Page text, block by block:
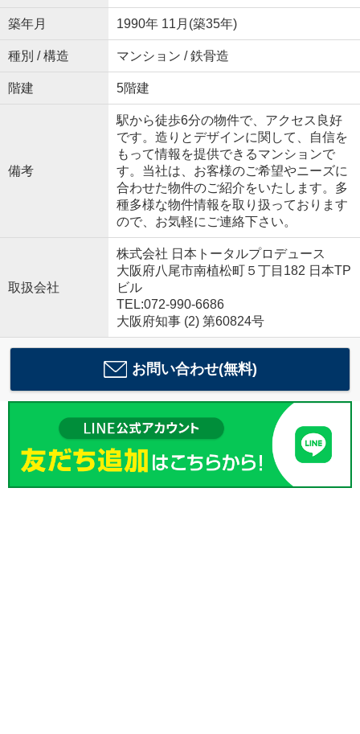
築年月 1990年 11月(築35年)
種別 / 構造 マンション / 鉄骨造
階建 5階建
備考
駅から徒歩6分の物件で、アクセス良好
です。造りとデザインに関して、自信を
もって情報を提供できるマンションで
す。当社は、お客様のご希望やニーズに
合わせた物件のご紹介をいたします。多
種多様な物件情報を取り扱っております
ので、お気軽にご連絡下さい。
取扱会社
株式会社 日本トータルプロデュース
大阪府八尾市南植松町５丁目182 日本TP
ビル
TEL:072-990-6686
大阪府知事 (2) 第60824号
お問い合わせ(無料)